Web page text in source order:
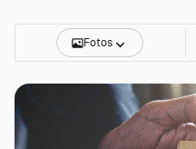
Fotos